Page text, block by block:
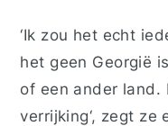
‘Ik zou het echt
het geen Georgië
of een ander land.
verrijking‘, zegt ze